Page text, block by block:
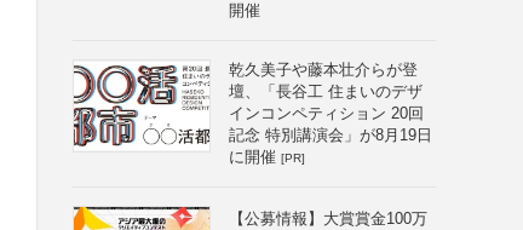
開催
乾久美子や藤本壮介らが登
壇、「長谷工 住まいのデザ
インコンペティション 20回
記念 特別講演会」が8月19日
に開催 [PR]
【公募情報】大賞賞金100万